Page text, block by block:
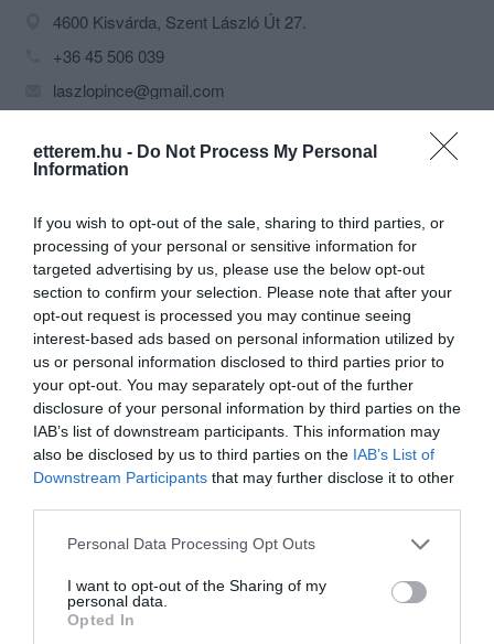
etterem.hu - Do Not Process My Personal
Information
If you wish to opt-out of the sale, sharing to third parties, or
processing of your personal or sensitive information for
targeted advertising by us, please use the below opt-out
section to confirm your selection. Please note that after your
opt-out request is processed you may continue seeing
interest-based ads based on personal information utilized by
us or personal information disclosed to third parties prior to
your opt-out. You may separately opt-out of the further
disclosure of your personal information by third parties on the
IAB’s list of downstream participants. This information may
also be disclosed by us to third parties on the IAB’s List of
Downstream Participants that may further disclose it to other
Please note that this website/app uses one or more Google
not limited to your visit or usage behaviour. You may click to
grant or deny consent to Google and its third-party tags to
use your data for below specified purposes in below Google
Personal Data Processing Opt Outs
I want to opt-out of the Sharing of my
personal data.
Opted In
udvarias pincérek biztosítják. Változatos
vendégeink rendelkezésére! Saját
készítésű pizzáinkat egyedi recept
alapanyagokból sütjük. Kisvárdán csak
megrendelheti online is!
+36 45 506 039
+36 20 4658677
4600 Kisvárda, Szent László Út 27.
+36 45 506 039
laszlopince@gmail.com
Probléma jelentése Te vagy a tulajdonos?